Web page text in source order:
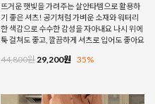
뜨거운 햇빛을 가려주는 살안타템으로 활용하
기 좋은 셔츠! 공기처럼 가벼운 소재와 워터리
한 색감으로 수수한 감성을 자아내요 나시 위에
툭 걸쳐도 좋고, 깔끔하게 셔츠로 입어도 좋아요
44,800원 29,200원 35%